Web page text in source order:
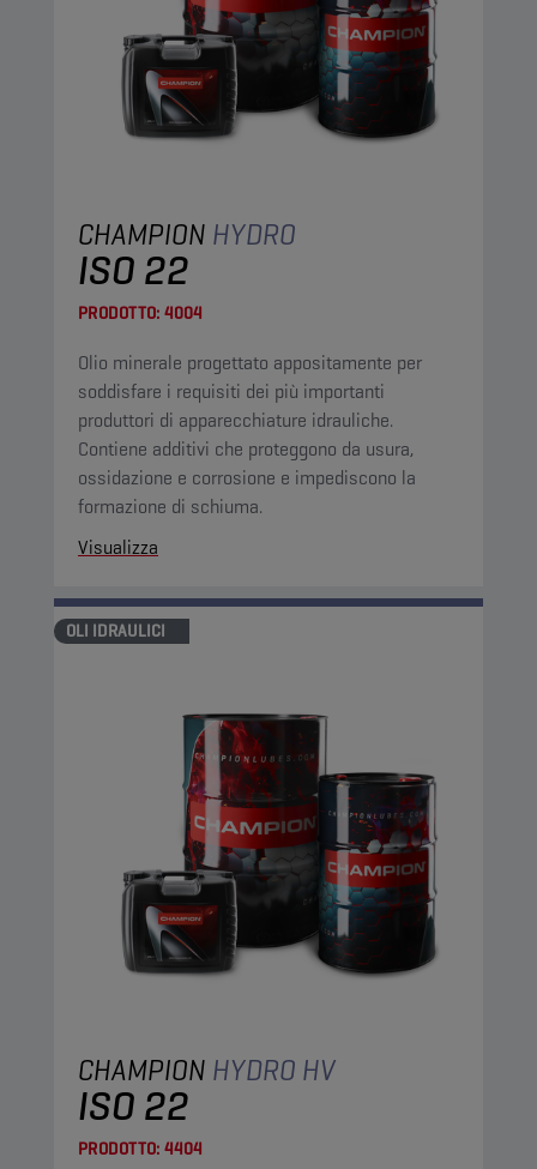
CHAMPION HYDRO
ISO 22
PRODOTTO: 4004
Olio minerale progettato appositamente per
soddisfare i requisiti dei più importanti
produttori di apparecchiature idrauliche.
Contiene additivi che proteggono da usura,
ossidazione e corrosione e impediscono la
formazione di schiuma.
Visualizza
OLI IDRAULICI
CHAMPION HYDRO HV
ISO 22
PRODOTTO: 4404